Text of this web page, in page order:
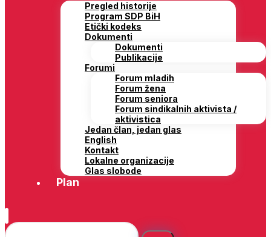
Pregled historije
Program SDP BiH
Etički kodeks
Dokumenti
Dokumenti
Publikacije
Forumi
Forum mladih
Forum žena
Forum seniora
Forum sindikalnih aktivista /
aktivistica
Jedan član, jedan glas
English
Kontakt
Lokalne organizacije
Glas slobode
Plan